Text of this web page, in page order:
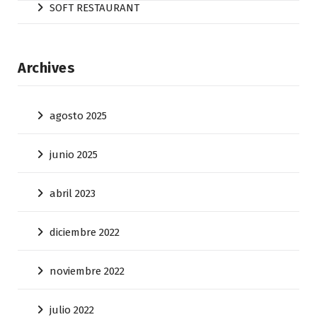
SOFT RESTAURANT
Archives
agosto 2025
junio 2025
abril 2023
diciembre 2022
noviembre 2022
julio 2022